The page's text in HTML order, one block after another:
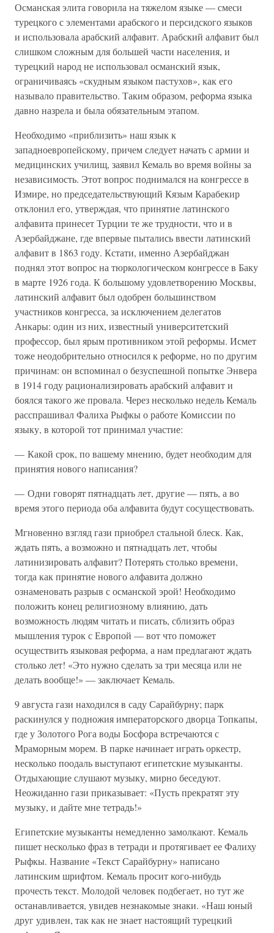
Османская элита говорила на тяжелом языке — смеси
турецкого с элементами арабского и персидского языков
и использовала арабский алфавит. Арабский алфавит был
слишком сложным для большей части населения, и
турецкий народ не использовал османский язык,
ограничиваясь «скудным языком пастухов», как его
называло правительство. Таким образом, реформа языка
давно назрела и была обязательным этапом.
Необходимо «приблизить» наш язык к
западноевропейскому, причем следует начать с армии и
медицинских училищ, заявил Кемаль во время войны за
независимость. Этот вопрос поднимался на конгрессе в
Измире, но председательствующий Кязым Карабекир
отклонил его, утверждая, что принятие латинского
алфавита принесет Турции те же трудности, что и в
Азербайджане, где впервые пытались ввести латинский
алфавит в 1863 году. Кстати, именно Азербайджан
поднял этот вопрос на тюркологическом конгрессе в Баку
в марте 1926 года. К большому удовлетворению Москвы,
латинский алфавит был одобрен большинством
участников конгресса, за исключением делегатов
Анкары: один из них, известный университетский
профессор, был ярым противником этой реформы. Исмет
тоже неодобрительно относился к реформе, но по другим
причинам: он вспоминал о безуспешной попытке Энвера
в 1914 году рационализировать арабский алфавит и
боялся такого же провала. Через несколько недель Кемаль
расспрашивал Фалиха Рыфкы о работе Комиссии по
языку, в которой тот принимал участие:
— Какой срок, по вашему мнению, будет необходим для
принятия нового написания?
— Одни говорят пятнадцать лет, другие — пять, а во
время этого периода оба алфавита будут сосуществовать.
Мгновенно взгляд гази приобрел стальной блеск. Как,
ждать пять, а возможно и пятнадцать лет, чтобы
латинизировать алфавит? Потерять столько времени,
тогда как принятие нового алфавита должно
ознаменовать разрыв с османской эрой! Необходимо
положить конец религиозному влиянию, дать
возможность людям читать и писать, сблизить образ
мышления турок с Европой — вот что поможет
осуществить языковая реформа, а нам предлагают ждать
столько лет! «Это нужно сделать за три месяца или не
делать вообще!» — заключает Кемаль.
9 августа гази находился в саду Сарайбурну; парк
раскинулся у подножия императорского дворца Топкапы,
где у Золотого Рога воды Босфора встречаются с
Мраморным морем. В парке начинает играть оркестр,
несколько поодаль выступают египетские музыканты.
Отдыхающие слушают музыку, мирно беседуют.
Неожиданно гази приказывает: «Пусть прекратят эту
музыку, и дайте мне тетрадь!»
Египетские музыканты немедленно замолкают. Кемаль
пишет несколько фраз в тетради и протягивает ее Фалиху
Рыфкы. Название «Текст Сарайбурну» написано
латинским шрифтом. Кемаль просит кого-нибудь
прочесть текст. Молодой человек подбегает, но тут же
останавливается, увидев незнакомые знаки. «Наш юный
друг удивлен, так как не знает настоящий турецкий